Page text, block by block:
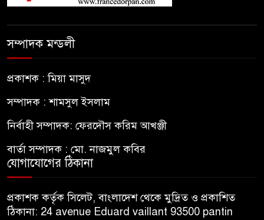
সমিতির উদ্যোগে মা সমাবেশ
৮
বেনিনে সাফ সভাপতি খিয়াং নয়ন
৯
১০
সম্পাদক মন্ডলী
প্রকাশক : মিয়া মাসুদ
সম্পাদক : শামসুল ইসলাম
নির্বাহী সম্পাদক: ফেরদৌস করিম আখঞ্জী
বার্তা সম্পাদক : মো. নাজমুল কবির
যোগাযোগের ঠিকানা
প্রকাশক কর্তৃক সিলেট, বাংলাদেশ থেকে মুদ্রিত ও প্রকাশিত
ঠিকানা: 24 avenue Eduard vaillant 93500 pantin